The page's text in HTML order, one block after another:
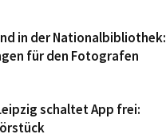
in der Nationalbibliothek:
für den Fotografen
schaltet App frei: